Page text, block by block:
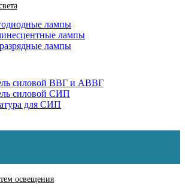
лампы
лампы
лампы
силовой ВВГ и АВВГ
силовой СИП
для СИП
освещения